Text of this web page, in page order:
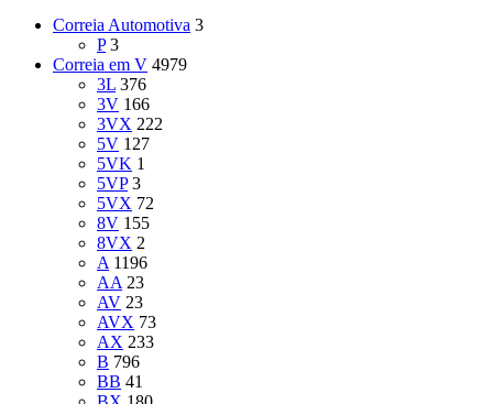
Correia Automotiva 3
P 3
Correia em V 4979
3L 376
3V 166
3VX 222
5V 127
5VK 1
5VP 3
5VX 72
8V 155
8VX 2
A 1196
AA 23
AV 23
AVX 73
AX 233
B 796
BB 41